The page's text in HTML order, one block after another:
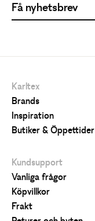
Karltex
Brands
Inspiration
Butiker & Öppettider
Kundsupport
Vanliga frågor
Köpvillkor
Frakt